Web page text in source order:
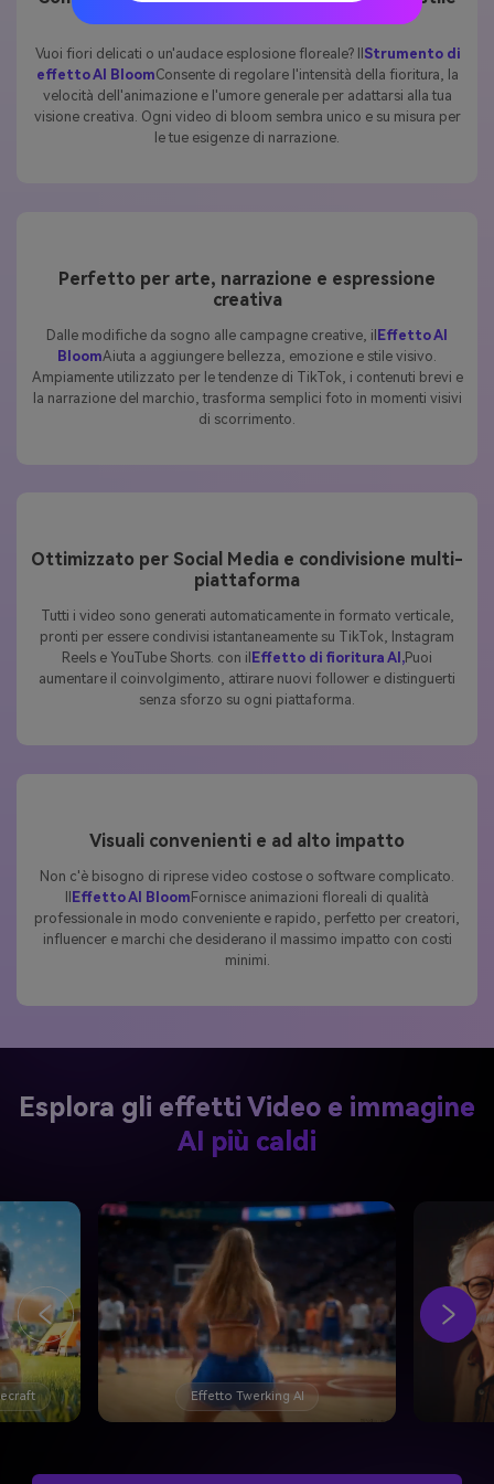
effetto AI Bloom Consente di regolare l'intensità della fioritura, la
velocità dell'animazione e l'umore generale per adattarsi alla tua
visione creativa. Ogni video di bloom sembra unico e su misura per
le tue esigenze di narrazione.
creativa
BloomAiuta a aggiungere bellezza, emozione e stile visivo.
Ampiamente utilizzato per le tendenze di TikTok, i contenuti brevi e
la narrazione del marchio, trasforma semplici foto in momenti visivi
di scorrimento.
piattaforma
Tutti i video sono generati automaticamente in formato verticale,
pronti per essere condivisi istantaneamente su TikTok, Instagram
Reels e YouTube Shorts. con ilEffetto di fioritura AI,Puoi
aumentare il coinvolgimento, attirare nuovi follower e distinguerti
senza sforzo su ogni piattaforma.
Non c'è bisogno di riprese video costose o software complicato.
IlEffetto AI BloomFornisce animazioni floreali di qualità
professionale in modo conveniente e rapido, perfetto per creatori,
influencer e marchi che desiderano il massimo impatto con costi
minimi.
AI più caldi
AI filtro età
Generare